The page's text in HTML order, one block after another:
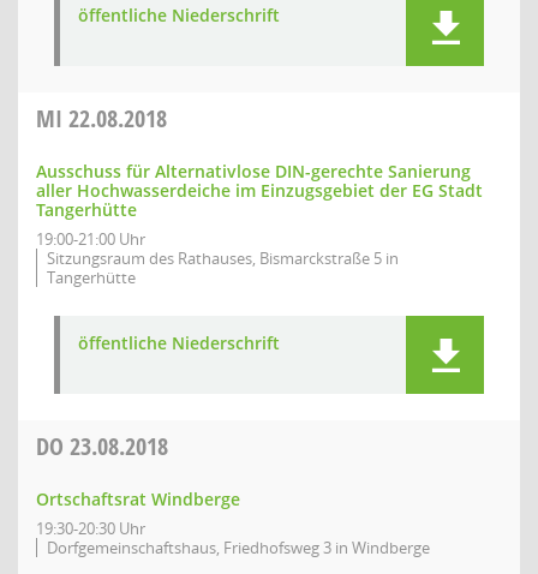
öffentliche Niederschrift
MI 22.08.2018
Ausschuss für Alternativlose DIN-gerechte Sanierung
aller Hochwasserdeiche im Einzugsgebiet der EG Stadt
Tangerhütte
19:00-21:00 Uhr
Sitzungsraum des Rathauses, Bismarckstraße 5 in
Tangerhütte
öffentliche Niederschrift
DO 23.08.2018
Ortschaftsrat Windberge
19:30-20:30 Uhr
Dorfgemeinschaftshaus, Friedhofsweg 3 in Windberge